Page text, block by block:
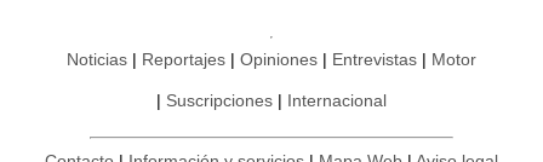
Noticias Reportajes Opiniones Entrevistas Motor
Suscripciones Internacional